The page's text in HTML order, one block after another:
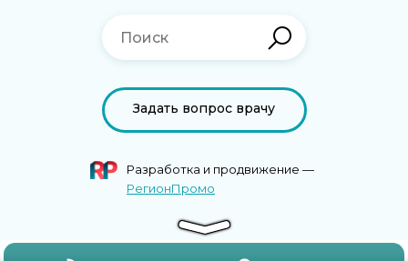
Задать вопрос врачу
Разработка и продвижение —
РегионПромо